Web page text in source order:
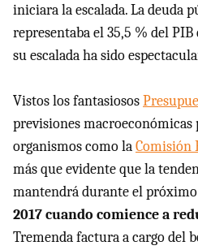
iniciara la escalada. La deuda
representaba el 35,5 % del
su escalada ha sido
Vistos los fantasiosos
previsiones macroeconómicas
organismos como laComisión
más que evidente que la
mantendrá durante el
2017 cuando comience a
Tremenda factura a cargo del